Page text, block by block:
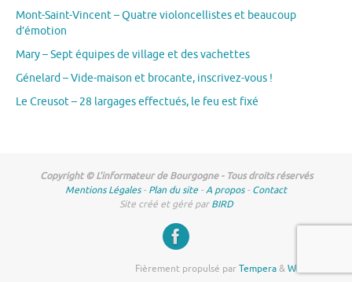
Mont-Saint-Vincent – Quatre violoncellistes et beaucoup
d’émotion
Mary – Sept équipes de village et des vachettes
Génelard – Vide-maison et brocante, inscrivez-vous !
Le Creusot – 28 largages effectués, le feu est fixé
Copyright © L'informateur de Bourgogne - Tous droits réservés
Mentions Légales- Plan du site -A propos- Contact
Site créé et géré parBIRD
Fièrement propulsé parTempera&WordPress.